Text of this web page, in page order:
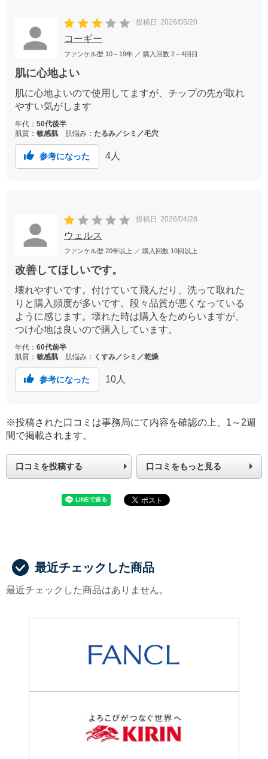
投稿日 2026/05/20
コーギー
ファンケル歴 10～19年 ／ 購入回数 2～4回目
肌に心地よい
肌に心地よいので使用してますが、チップの先が取れ
やすい気がします
年代： 50代後半
肌質： 敏感肌 肌悩み： たるみ／シミ／毛穴
参考になった 4 人
投稿日 2026/04/28
ウェルス
ファンケル歴 20年以上 ／ 購入回数 10回以上
改善してほしいです。
壊れやすいです。付けていて飛んだり、洗って取れた
りと購入頻度が多いです。段々品質が悪くなっている
ように感じます。壊れた時は購入をためらいますが、
つけ心地は良いので購入しています。
年代： 60代前半
肌質： 敏感肌 肌悩み： くすみ／シミ／乾燥
参考になった 10 人
※投稿された口コミは事務局にて内容を確認の上、1～2週
間で掲載されます。
口コミを投稿する 口コミをもっと見る
最近チェックした商品
最近チェックした商品はありません。